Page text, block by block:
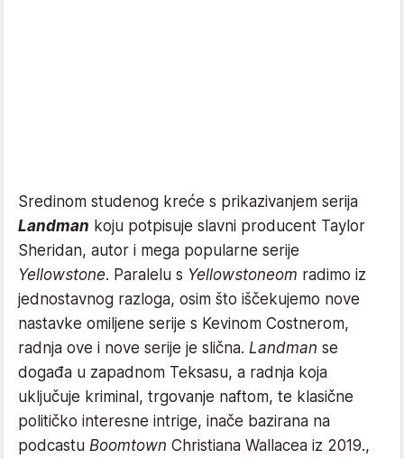
Sredinom studenog kreće s prikazivanjem serija
Landman koju potpisuje slavni producent Taylor
Sheridan, autor i mega popularne serije
Yellowstone. Paralelu s Yellowstoneom radimo iz
jednostavnog razloga, osim što iščekujemo nove
nastavke omiljene serije s Kevinom Costnerom,
radnja ove i nove serije je slična. Landman se
događa u zapadnom Teksasu, a radnja koja
uključuje kriminal, trgovanje naftom, te klasične
političko interesne intrige, inače bazirana na
podcastu Boomtown Christiana Wallacea iz 2019.,